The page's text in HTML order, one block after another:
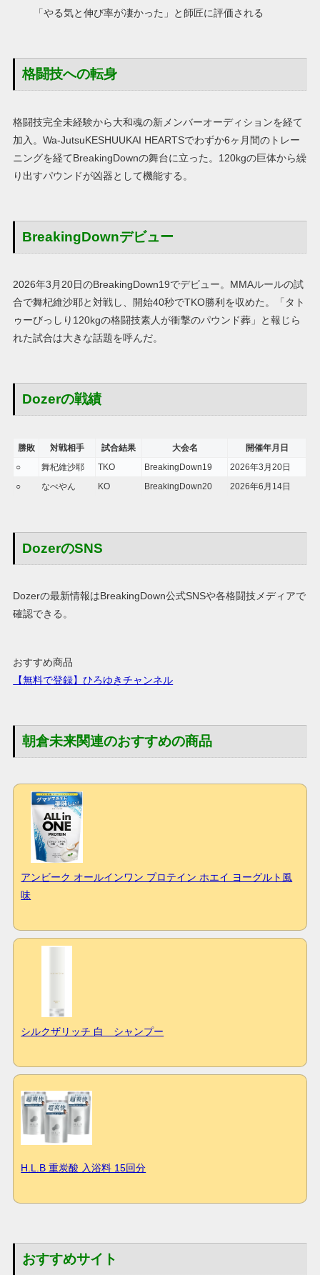
「やる気と伸び率が凄かった」と師匠に評価される
格闘技への転身
格闘技完全未経験から大和魂の新メンバーオーディションを経て
加入。Wa-JutsuKESHUUKAI HEARTSでわずか6ヶ月間のトレー
ニングを経てBreakingDownの舞台に立った。120kgの巨体から繰
り出すパウンドが凶器として機能する。
BreakingDownデビュー
2026年3月20日のBreakingDown19でデビュー。MMAルールの試
合で舞杞維沙耶と対戦し、開始40秒でTKO勝利を収めた。「タト
ゥーびっしり120kgの格闘技素人が衝撃のパウンド葬」と報じら
れた試合は大きな話題を呼んだ。
Dozerの戦績
勝敗 対戦相手 試合結果 大会名 開催年月日
○ 舞杞維沙耶 TKO BreakingDown19 2026年3月20日
○ なべやん KO BreakingDown20 2026年6月14日
DozerのSNS
Dozerの最新情報はBreakingDown公式SNSや各格闘技メディアで
確認できる。
おすすめ商品
【無料で登録】ひろゆきチャンネル
朝倉未来関連のおすすめの商品
アンビーク オールインワン プロテイン ホエイ ヨーグルト風
味
シルクザリッチ 白 シャンプー
H.L.B 重炭酸 入浴料 15回分
おすすめサイト